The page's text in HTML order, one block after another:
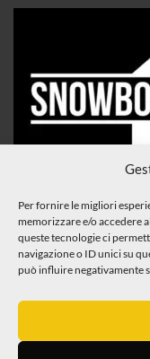
Per fornire le migliori
memorizzare e/o accedere
queste tecnologie ci
navigazione o ID unici su
può influire negativamente